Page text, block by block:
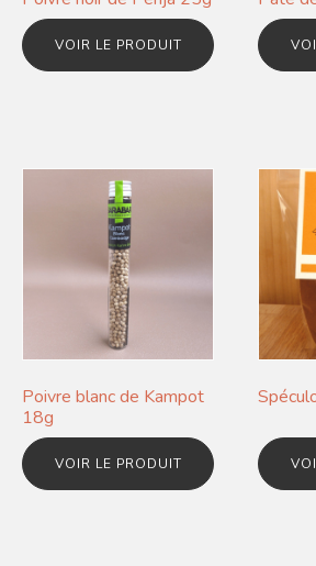
VOIR LE PRODUIT
Poivre blanc de Kampot
18g
VOIR LE PRODUIT